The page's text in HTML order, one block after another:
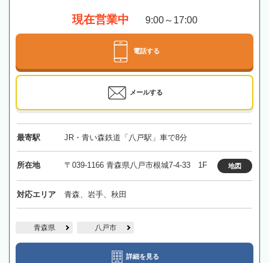
現在営業中 9:00～17:00
電話する
メールする
最寄駅 JR・青い森鉄道「八戸駅」車で8分
所在地 〒039-1166 青森県八戸市根城7-4-33 1F 地図
対応エリア 青森、岩手、秋田
青森県 八戸市
詳細を見る